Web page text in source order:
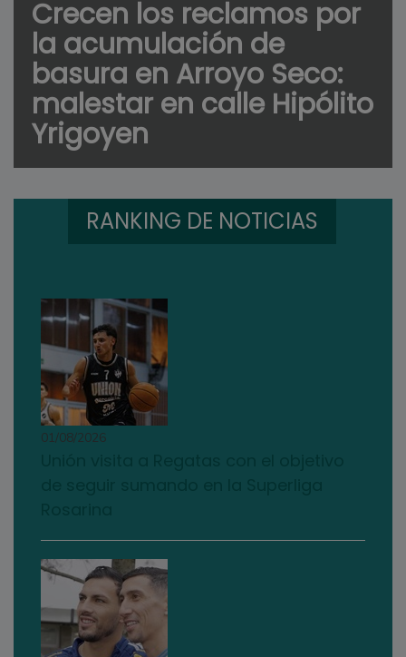
Crecen los reclamos por
la acumulación de
basura en Arroyo Seco:
malestar en calle Hipólito
Yrigoyen
RANKING DE NOTICIAS
01/08/2026